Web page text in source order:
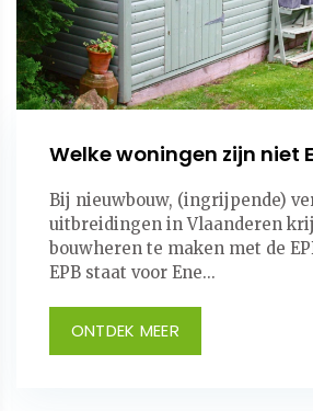
Welke woningen zijn niet
Bij nieuwbouw, (ingrijpende)
uitbreidingen in Vlaanderen
bouwheren te maken met de
EPB staat voor Ene...
ONTDEK MEER